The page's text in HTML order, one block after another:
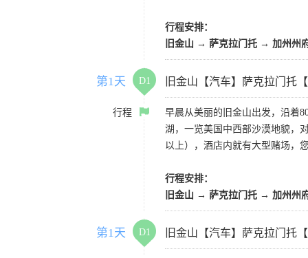
行程安排：
旧金山 → 萨克拉门托 → 加州州
第1天 D1 旧金山【汽车】萨克拉门托
行程
早晨从美丽的旧金山出发，沿着
湖，一览美国中西部沙漠地貌，
以上），酒店内就有大型赌场，
行程安排：
旧金山 → 萨克拉门托 → 加州州
第1天 D1 旧金山【汽车】萨克拉门托